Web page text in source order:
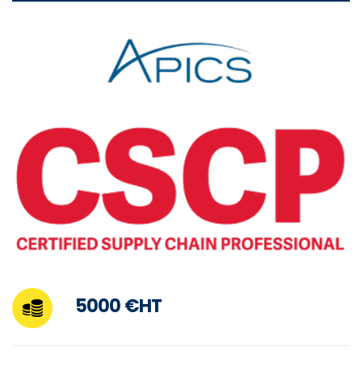
5000 €HT